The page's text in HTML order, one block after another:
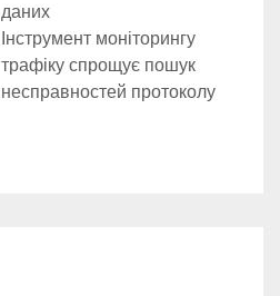
даних
Інструмент моніторингу
трафіку спрощує пошук
несправностей протоколу